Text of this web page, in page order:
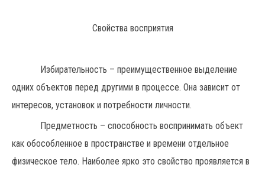
Свойства восприятия
Избирательность – преимущественное выделение
одних объектов перед другими в процессе. Она зависит от
интересов, установок и потребности личности.
Предметность – способность воспринимать объект
как обособленное в пространстве и времени отдельное
физическое тело. Наиболее ярко это свойство проявляется в